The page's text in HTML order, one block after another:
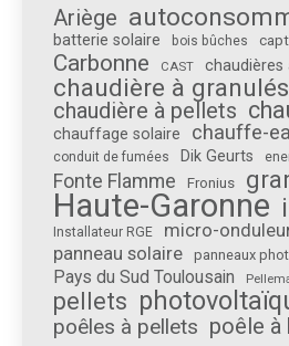
Ariège
batterie solaire bois bûches
Carbonne CAST chaudières
chaudière à granulés
chaudière à pellets
chauffage solaire chauffe-
conduit de fumées Dik Geurts
Fonte Flamme Fronius
Haute-Garonne
Installateur RGE micro-
panneau solaire panneaux
Pays du Sud Toulousain
pellets
poêles à pellets poêle à